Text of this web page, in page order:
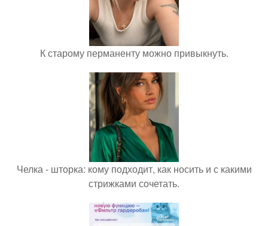
К старому перманенту можно привыкнуть.
Челка - шторка: кому подходит, как носить и с какими
стрижками сочетать.